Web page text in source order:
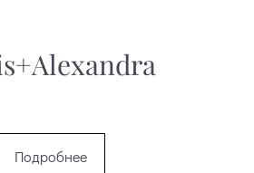
Подробнее